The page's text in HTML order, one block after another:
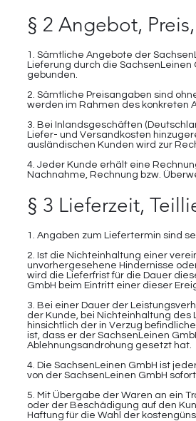
§ 2 Angebot,
1. Sämtliche Angebote der
Lieferung durch die
gebunden.
2. Sämtliche Preisangaben sind
werden im Rahmen des konkreten
3. Bei Inlandsgeschäften
Liefer- und Versandkosten
ausländischen Kunden wird zur
4. Jeder Kunde erhält eine
Nachnahme, Rechnung bzw.
§ 3 Lieferzeit,
1. Angaben zum Liefertermin sind
2. Ist die Nichteinhaltung einer
unvorhergesehene Hindernisse
wird die Lieferfrist für die Dauer
GmbH beim Eintritt einer dieser
3. Bei einer Dauer der
der Kunde, bei Nichteinhaltung
hinsichtlich der in Verzug
ist, dass er der SachsenLeinen
Ablehnungsandrohung gesetzt hat.
4. Die SachsenLeinen GmbH ist
von der SachsenLeinen GmbH
5. Mit Übergabe der Waren an ein
oder der Beschädigung auf den
Haftung für die Wahl der